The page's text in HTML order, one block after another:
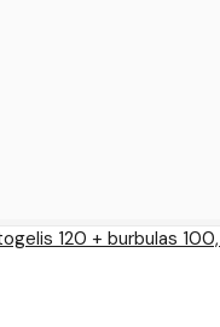
120 + burbulas 100,